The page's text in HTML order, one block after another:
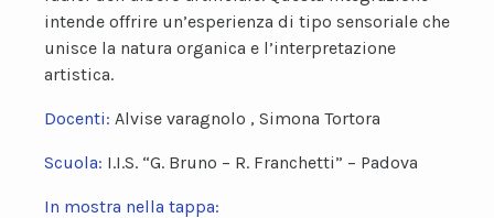
intende offrire un’esperienza di tipo sensoriale che
unisce la natura organica e l’interpretazione
artistica.
Docenti: Alvise varagnolo , Simona Tortora
Scuola: I.I.S. “G. Bruno – R. Franchetti” – Padova
In mostra nella tappa: